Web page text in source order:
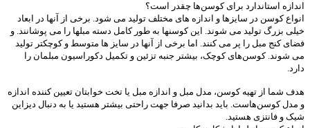
اندازه استاندارد برای کوسن‌ها چقدر است؟
انواع کوسن در سایزها و اندازه های مختلف تولید می شود. برخی از آنها در ابعاد
خیلی بزرگ تولید می شوند. این کوسنها به طور کامل دسته مبلها را می پوشانند. و
فضای کنج مبل را پر می کنند. اما برخی از آنها در سایز ها متوسط و کوچکتر تولید
می شوند. کوسن‌های کوچک، بیشتر جنبه تزئین و تکمیل دکوراسیون مبلمان را
دارد.
هدف شما از تهیه کوسن، مدل مبل و اندازه مبل یا تخت خوابتان تعیین کننده اندازه
و مدل کوسن‌هاست. باید بدانید صرفا جهت راحتی بیشتر هستید یا به دنبال دیزاین
شیک و فانتزی هستید.